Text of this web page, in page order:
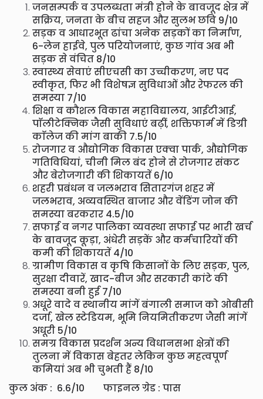
जनसम्पर्क व उपलब्धता मंत्री होने के बावजूद क्षेत्र में
सक्रिय, जनता के बीच सहज और सुलभ छवि 9/10
सड़क व आधारभूत ढांचा अनेक सड़कों का निर्माण,
6-लेन हाईवे, पुल परियोजनाएं, कुछ गांव अब भी
सड़क से वंचित 8/10
स्वास्थ्य सेवाएं सीएचसी का उच्चीकरण, नए पद
स्वीकृत, फिर भी विशेषज्ञ सुविधाओं और रेफरल की
समस्या 7/10
शिक्षा व कौशल विकास महाविद्यालय, आईटीआई,
पाॅलीटेक्निक जैसी सुविधाएं बढ़ीं, शक्तिफार्म में डिग्री
काॅलेज की मांग बाकी 7.5/10
रोजगार व औद्योगिक विकास एक्वा पार्क, औद्योगिक
गतिविधियां, चीनी मिल बंद होने से रोजगार संकट
और बेरोजगारी की शिकायतें 6/10
शहरी प्रबंधन व जलभराव सितारगंज शहर में
जलभराव, अव्यवस्थित बाजार और वेंडिंग जोन की
समस्या बरकरार 4.5/10
सफाई व नगर पालिका व्यवस्था सफाई पर भारी खर्च
के बावजूद कूड़ा, अंधेरी सड़कें और कर्मचारियों की
कमी की शिकायतें 4/10
ग्रामीण विकास व कृषि किसानों के लिए सड़क, पुल,
सुरक्षा दीवारें, खाद-बीज और सरकारी कांटे की
समस्या बनी हुई 7/10
अधूरे वादे व स्थानीय मांगें बंगाली समाज को ओबीसी
दर्जा, खेल स्टेडियम, भूमि नियमितीकरण जैसी मांगें
अधूरी 5/10
समग्र विकास प्रदर्शन अन्य विधानसभा क्षेत्रों की
तुलना में विकास बेहतर लेकिन कुछ महत्वपूर्ण
कमियां अब भी चुभती हैं 8/10
कुल अंक : 6.6/10 फाइनल ग्रेड : पास